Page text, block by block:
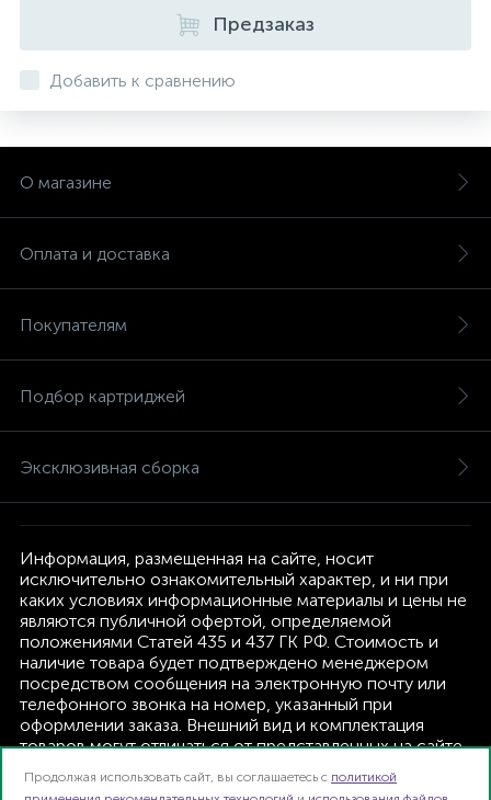
Предзаказ
Добавить к сравнению
О магазине
Оплата и доставка
Покупателям
Подбор картриджей
Эксклюзивная сборка
Информация, размещенная на сайте, носит
исключительно ознакомительный характер, и ни при
каких условиях информационные материалы и цены не
являются публичной офертой, определяемой
положениями Статей 435 и 437 ГК РФ. Стоимость и
наличие товара будет подтверждено менеджером
посредством сообщения на электронную почту или
телефонного звонка на номер, указанный при
оформлении заказа. Внешний вид и комплектация
товаров могут отличаться от представленных на сайте.
текущую комплектацию, без дополнительного
Продолжая использовать сайт, вы соглашаетесь с политикой